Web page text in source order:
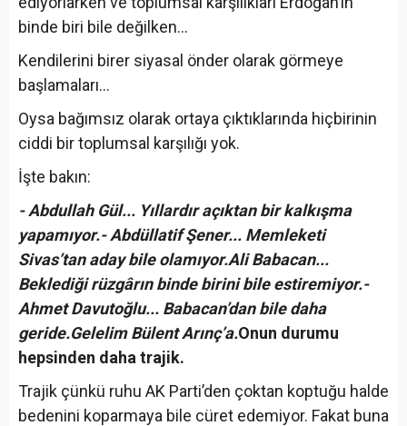
binde biri bile değilken...
Kendilerini birer siyasal önder olarak görmeye
başlamaları...
Oysa bağımsız olarak ortaya çıktıklarında hiçbirinin
ciddi bir toplumsal karşılığı yok.
İşte bakın:
- Abdullah Gül... Yıllardır açıktan bir kalkışma
yapamıyor.- Abdüllatif Şener... Memleketi
Sivas’tan aday bile olamıyor.Ali Babacan...
Beklediği rüzgârın binde birini bile estiremiyor.-
Ahmet Davutoğlu... Babacan’dan bile daha
geride.Gelelim Bülent Arınç’a.Onun durumu
hepsinden daha trajik.
Trajik çünkü ruhu AK Parti’den çoktan koptuğu halde
bedenini koparmaya bile cüret edemiyor. Fakat buna